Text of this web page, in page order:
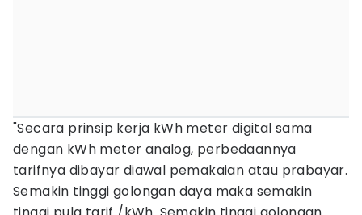
"Secara prinsip kerja kWh meter digital sama
dengan kWh meter analog, perbedaannya
tarifnya dibayar diawal pemakaian atau prabayar.
Semakin tinggi golongan daya maka semakin